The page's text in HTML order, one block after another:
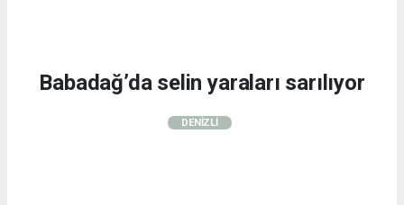
Babadağ’da selin yaraları sarılıyor
DENİZLİ